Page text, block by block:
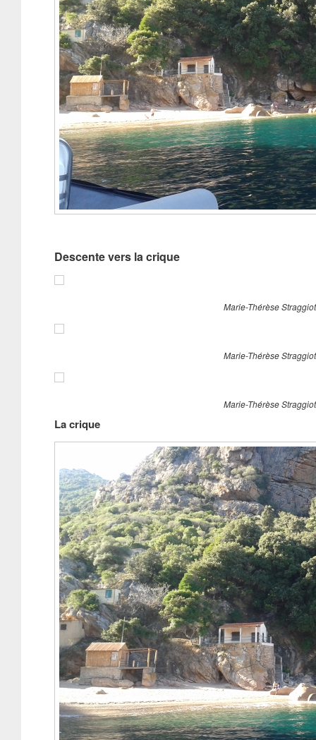
Descente vers la crique
Marie-Thérèse
Marie-Thérèse
Marie-Thérèse
La crique